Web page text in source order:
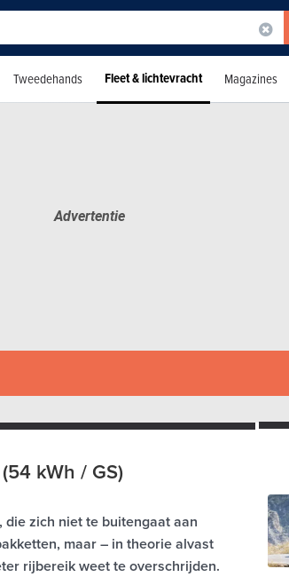
Tweedehands Fleet & lichtevracht Magazines
kWh / GS)
zich niet te buitengaat aan
maar – in theorie alvast
rijbereik weet te overschrijden.